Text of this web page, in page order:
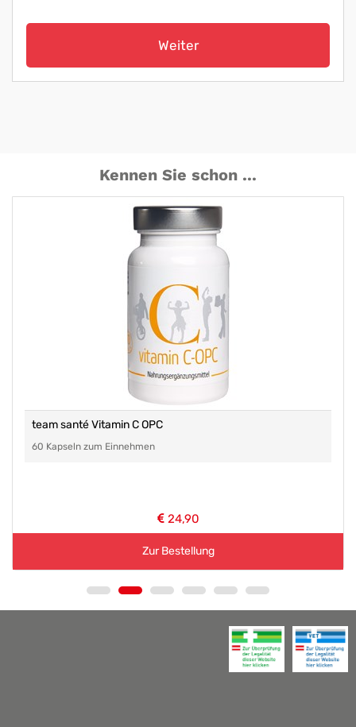
Weiter
Kennen Sie schon ...
team santé Vitamin C OPC
60 Kapseln zum Einnehmen
24,90
Zur Bestellung